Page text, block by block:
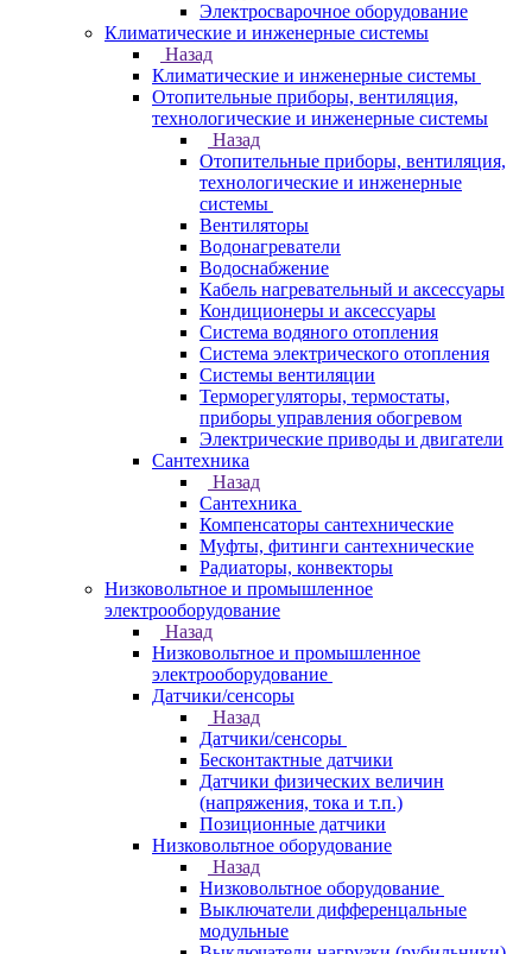
Электросварочное оборудование
Климатические и инженерные системы
Назад
Климатические и инженерные системы
Отопительные приборы, вентиляция,
технологические и инженерные системы
Назад
Отопительные приборы, вентиляция,
технологические и инженерные
системы
Вентиляторы
Водонагреватели
Водоснабжение
Кабель нагревательный и аксессуары
Кондиционеры и аксессуары
Система водяного отопления
Система электрического отопления
Системы вентиляции
Терморегуляторы, термостаты,
приборы управления обогревом
Электрические приводы и двигатели
Сантехника
Назад
Сантехника
Компенсаторы сантехнические
Муфты, фитинги сантехнические
Радиаторы, конвекторы
Низковольтное и промышленное
электрооборудование
Назад
Низковольтное и промышленное
электрооборудование
Датчики/сенсоры
Назад
Датчики/сенсоры
Бесконтактные датчики
Датчики физических величин
(напряжения, тока и т.п.)
Позиционные датчики
Низковольтное оборудование
Назад
Низковольтное оборудование
Выключатели дифференцальные
модульные